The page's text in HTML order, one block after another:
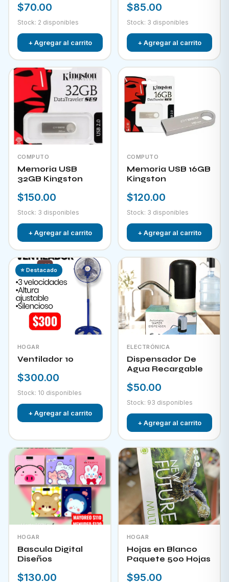
$70.00
Stock: 2 disponibles
+ Agregar al carrito
$85.00
Stock: 3 disponibles
+ Agregar al carrito
COMPUTO
Memoria USB
32GB Kingston
$150.00
Stock: 3 disponibles
+ Agregar al carrito
COMPUTO
Memoria USB 16GB
Kingston
$120.00
Stock: 3 disponibles
+ Agregar al carrito
⭐ Destacado
HOGAR
Ventilador 10
$300.00
Stock: 10 disponibles
+ Agregar al carrito
ELECTRÓNICA
Dispensador De
Agua Recargable
$50.00
Stock: 93 disponibles
+ Agregar al carrito
HOGAR
Bascula Digital
Diseños
$130.00
HOGAR
Hojas en Blanco
Paquete 500 Hojas
$95.00